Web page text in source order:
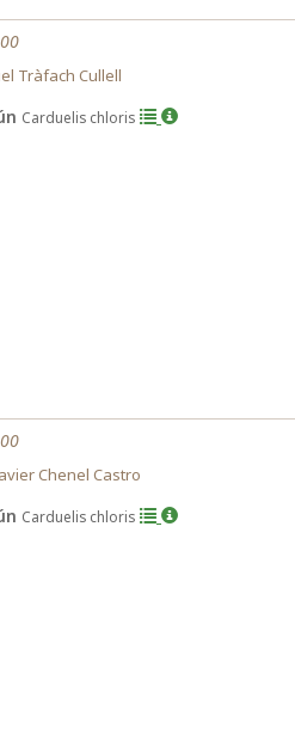
Tràfach Cullell
Carduelis chloris
Chenel Castro
Carduelis chloris